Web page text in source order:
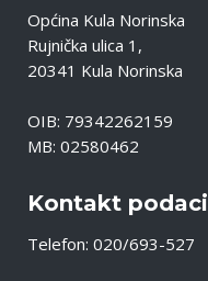
Općina Kula Norinska
Rujnička ulica 1,
20341 Kula Norinska
OIB: 79342262159
MB: 02580462
Kontakt podaci
Telefon: 020/693-527